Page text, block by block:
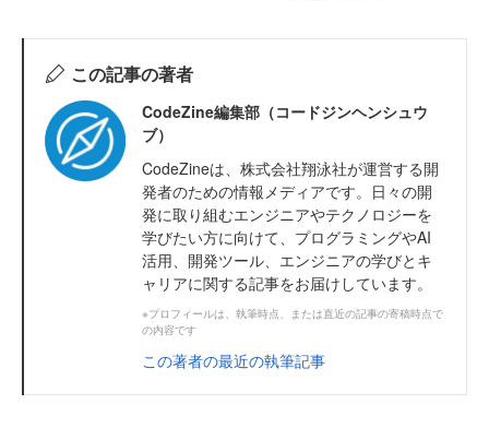
この記事の著者
CodeZine編集部（コードジンヘンシュウ
ブ）
CodeZineは、株式会社翔泳社が運営する開
発者のための情報メディアです。日々の開
発に取り組むエンジニアやテクノロジーを
学びたい方に向けて、プログラミングやAI
活用、開発ツール、エンジニアの学びとキ
ャリアに関する記事をお届けしています。
※プロフィールは、執筆時点、または直近の記事の寄稿時点で
の内容です
この著者の最近の執筆記事